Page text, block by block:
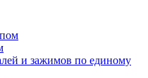
и зажимов по единому